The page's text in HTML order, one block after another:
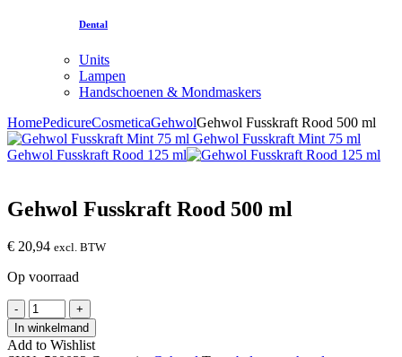
Dental
Units
Lampen
Handschoenen & Mondmaskers
HomePedicureCosmeticaGehwolGehwol Fusskraft Rood 500 ml
Gehwol Fusskraft Mint 75 ml
Gehwol Fusskraft Rood 125 ml
Gehwol Fusskraft Rood 500 ml
€ 20,94 excl. BTW
Op voorraad
-
Gehwol
Fusskraft
Rood
+
In winkelmand
Add to Wishlist